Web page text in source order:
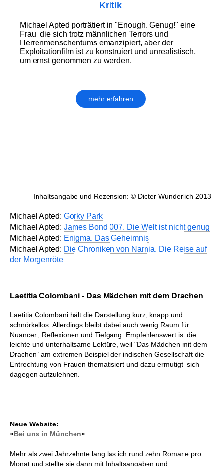
Kritik
Michael Apted porträtiert in "Enough. Genug!" eine
Frau, die sich trotz männlichen Terrors und
Herrenmenschentums emanzipiert, aber der
Exploitationfilm ist zu konstruiert und unrealistisch,
um ernst genommen zu werden.
mehr erfahren
Inhaltsangabe und Rezension: © Dieter Wunderlich 2013
Michael Apted: Gorky Park
Michael Apted: James Bond 007. Die Welt ist nicht genug
Michael Apted: Enigma. Das Geheimnis
Michael Apted: Die Chroniken von Narnia. Die Reise auf
der Morgenröte
Laetitia Colombani - Das Mädchen mit dem Drachen
Laetitia Colombani hält die Darstellung kurz, knapp und
schnörkellos. Allerdings bleibt dabei auch wenig Raum für
Nuancen, Reflexionen und Tiefgang. Empfehlenswert ist die
leichte und unterhaltsame Lektüre, weil "Das Mädchen mit dem
Drachen" am extremen Beispiel der indischen Gesellschaft die
Entrechtung von Frauen thematisiert und dazu ermutigt, sich
dagegen aufzulehnen.
Neue Website:
»Bei uns in München«
Mehr als zwei Jahrzehnte lang las ich rund zehn Romane pro
Monat und stellte sie dann mit Inhaltsangaben und